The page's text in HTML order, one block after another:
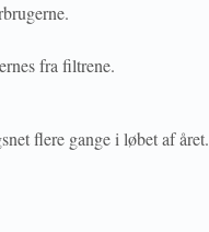
fra filtrene.
flere gange i løbet af året.